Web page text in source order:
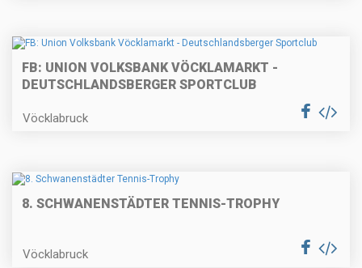
FB: UNION VOLKSBANK VÖCKLAMARKT -
DEUTSCHLANDSBERGER SPORTCLUB
Vöcklabruck
8. SCHWANENSTÄDTER TENNIS-TROPHY
Vöcklabruck